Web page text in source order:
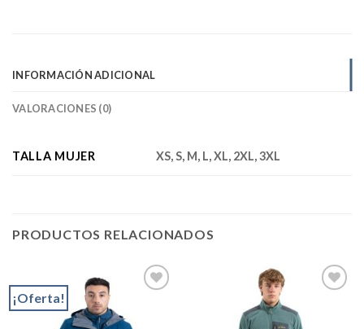
INFORMACIÓN ADICIONAL
VALORACIONES (0)
TALLA MUJER XS, S, M, L, XL, 2XL, 3XL
PRODUCTOS RELACIONADOS
¡Oferta!